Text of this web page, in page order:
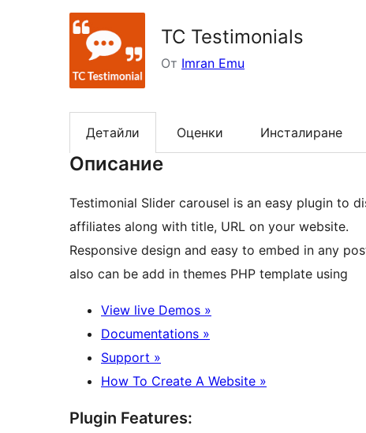
TC Testimonials
От Imran Emu
Детайли Оценки Инсталиране
Описание
Testimonial Slider carousel is an easy plugin to
affiliates along with title, URL on your website.
Responsive design and easy to embed in any
also can be add in themes PHP template using
View live Demos »
Documentations »
Support »
How To Create A Website »
Plugin Features: